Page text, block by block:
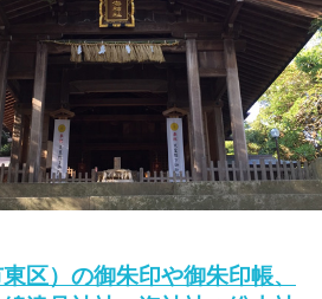
区）の御朱印や御朱印帳、